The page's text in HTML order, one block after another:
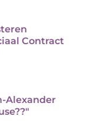
Contract
Alexander